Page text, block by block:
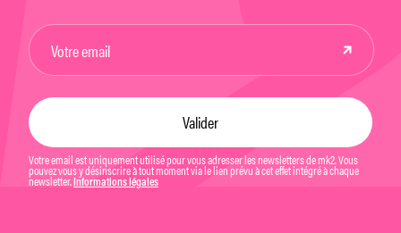
Votre email est uniquement utilisé pour vous adresser les newsletters de mk2. Vous
pouvez vous y désinscrire à tout moment via le lien prévu à cet effet intégré à chaque
newsletter. Informations légales